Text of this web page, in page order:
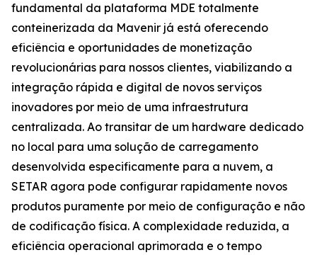
fundamental da plataforma MDE totalmente
conteinerizada da Mavenir já está oferecendo
eficiência e oportunidades de monetização
revolucionárias para nossos clientes, viabilizando a
integração rápida e digital de novos serviços
inovadores por meio de uma infraestrutura
centralizada. Ao transitar de um hardware dedicado
no local para uma solução de carregamento
desenvolvida especificamente para a nuvem, a
SETAR agora pode configurar rapidamente novos
produtos puramente por meio de configuração e não
de codificação física. A complexidade reduzida, a
eficiência operacional aprimorada e o tempo